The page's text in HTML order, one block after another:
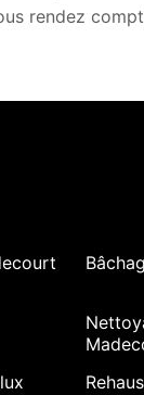
rendez